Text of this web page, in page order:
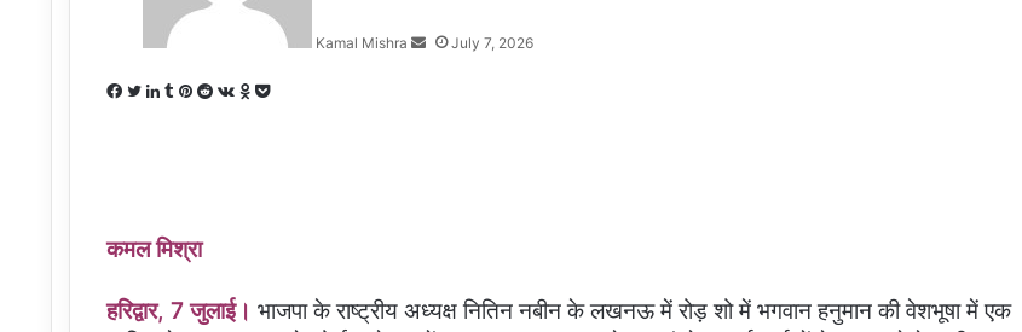
Kamal Mishra July 7, 2026
Facebook
Twitter
LinkedIn
Tumblr
Pinterest
RedditVKontakte
Odnoklassniki
Pocket
कमल मिश्रा
हरिद्वार, 7 जुलाई। भाजपा के राष्ट्रीय अध्यक्ष नितिन नबीन के लखनऊ में रोड़ शो में भगवान हनुमान की वेशभूषा में एक